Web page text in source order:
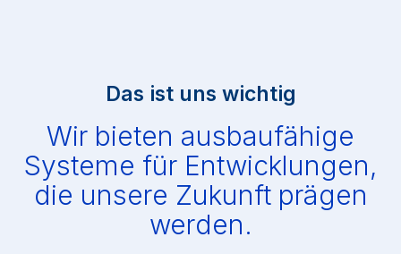
Das ist uns wichtig
Wir bieten ausbaufähige
Systeme für Entwicklungen,
die unsere Zukunft prägen
werden.